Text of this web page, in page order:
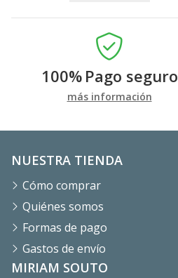
100% Pago seguro
más información
MIRIAM SOUTO
NUESTRA TIENDA
Cómo comprar
Quiénes somos
Formas de pago
Gastos de envío